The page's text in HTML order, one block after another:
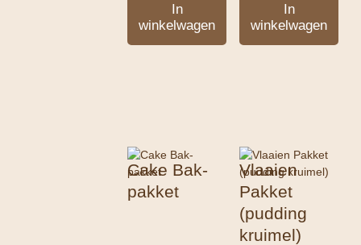
In
winkelwagen
In
winkelwagen
Cake Bak-
pakket
Vlaaien
Pakket
(pudding
kruimel)